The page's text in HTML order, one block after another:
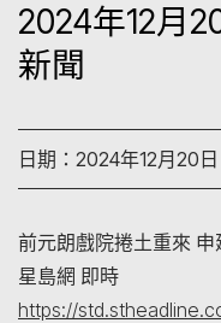
2024年12月
新聞
日期：2024年12月20日
前元朗戲院捲土重來 申
星島網 即時
https://